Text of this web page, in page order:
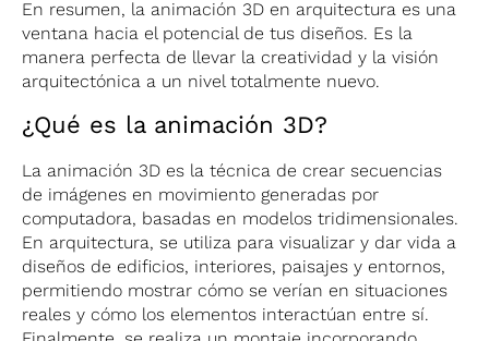
En resumen, la animación 3D en arquitectura es una
ventana hacia el potencial de tus diseños. Es la
manera perfecta de llevar la creatividad y la visión
arquitectónica a un nivel totalmente nuevo.
¿Qué es la animación 3D?
La animación 3D es la técnica de crear secuencias
de imágenes en movimiento generadas por
computadora, basadas en modelos tridimensionales.
En arquitectura, se utiliza para visualizar y dar vida a
diseños de edificios, interiores, paisajes y entornos,
permitiendo mostrar cómo se verían en situaciones
reales y cómo los elementos interactúan entre sí.